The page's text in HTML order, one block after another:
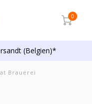
0
(Belgien)*
Brauerei